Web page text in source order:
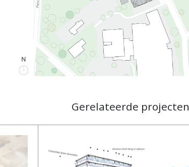
Gerelateerde projecten